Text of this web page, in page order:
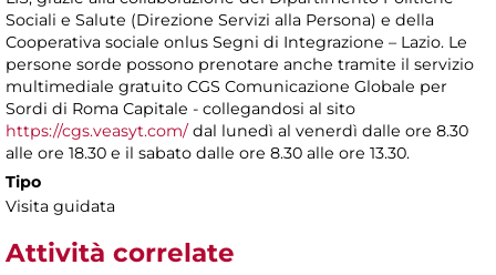
Sociali e Salute (Direzione Servizi alla Persona) e della
Cooperativa sociale onlus Segni di Integrazione – Lazio. Le
persone sorde possono prenotare anche tramite il servizio
multimediale gratuito CGS Comunicazione Globale per
Sordi di Roma Capitale - collegandosi al sito
https://cgs.veasyt.com/dal lunedì al venerdì dalle ore 8.30
alle ore 18.30 e il sabato dalle ore 8.30 alle ore 13.30.
Tipo
Visita guidata
Attività correlate